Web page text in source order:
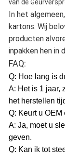
In het
kartons. Wij
producten
inpakken hen in
FAQ:
Q: Hoe lang is
A: Het is 1 jaar,
het herstellen
Q: Keurt u OEM
A: Ja, moet u
geven.
Q: Kan ik tot